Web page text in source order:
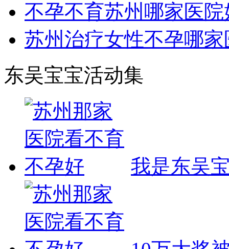
不孕不育苏州哪家医院
苏州治疗女性不孕哪
东吴宝宝活动集
我是东吴